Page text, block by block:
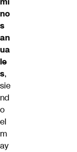
no
s
an
ua
le
s,
sie
nd
o
el
m
ay